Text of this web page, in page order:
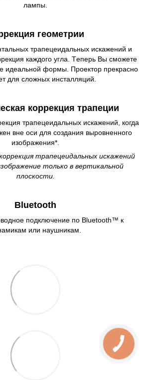
лампы.
геометрии
трапецеидальных искажений и
каждого угла. Tеперь Вы сможете
идеальной формы. Проектор прекрасно
для сложных инсталляций.
коррекция трапеции
трапецеидальных искажений, когда
вне оси для создания выровненного
изображения*.
трапецеидальных искажений
только в вертикальной
плоскости.
Bluetooth
подключение по Bluetooth™ к
или наушникам.